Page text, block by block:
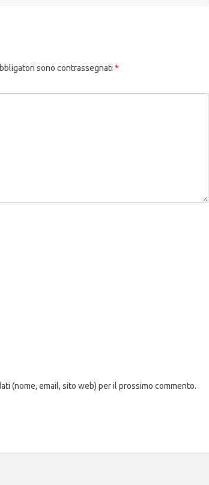
sono contrassegnati *
(nome, email, sito web) per il prossimo commento.